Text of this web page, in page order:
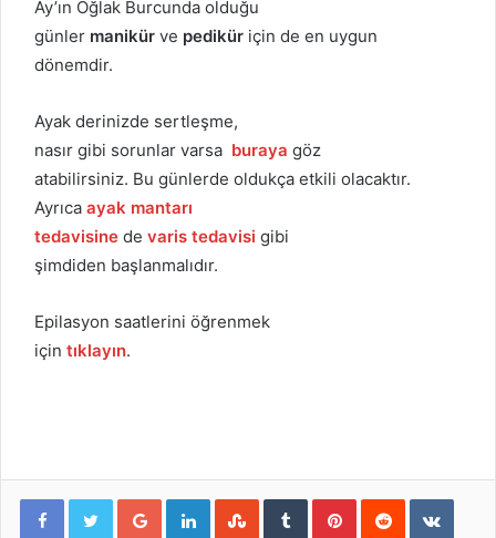
Ay’ın Oğlak Burcunda olduğu
günler manikür ve pedikür için de en uygun
dönemdir.
Ayak derinizde sertleşme,
nasır gibi sorunlar varsa buraya göz
atabilirsiniz. Bu günlerde oldukça etkili olacaktır.
Ayrıca ayak mantarı
tedavisine de varis tedavisi gibi
şimdiden başlanmalıdır.
Epilasyon saatlerini öğrenmek
için tıklayın.
Google+LinkedInStumbleUpon
TumblrPinterestReddit